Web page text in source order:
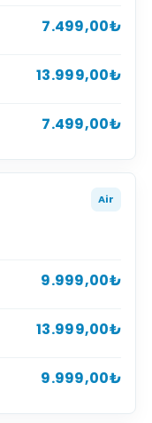
7.499,00₺
13.999,00₺
7.499,00₺
Air
9.999,00₺
13.999,00₺
9.999,00₺